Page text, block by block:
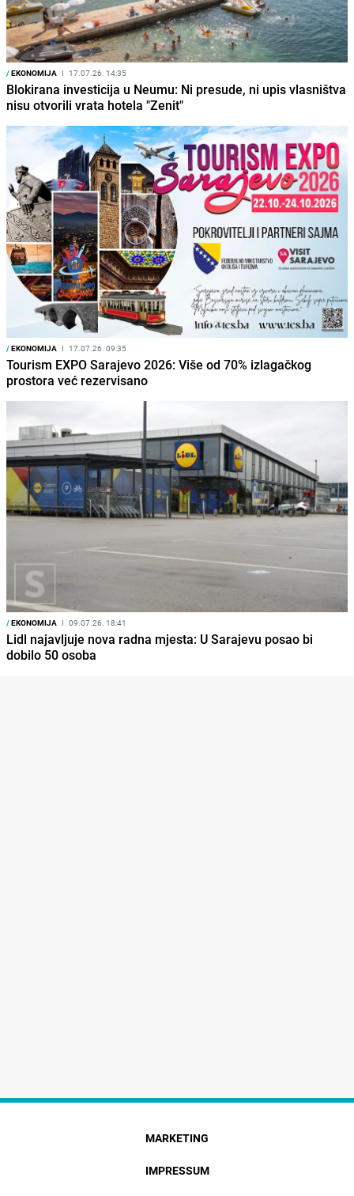
/EKONOMIJA I 17.07.26. 14:35
Blokirana investicija u Neumu: Ni presude, ni upis vlasništva
nisu otvorili vrata hotela "Zenit"
/EKONOMIJA I 17.07.26. 09:35
Tourism EXPO Sarajevo 2026: Više od 70% izlagačkog
prostora već rezervisano
/EKONOMIJA I 09.07.26. 18:41
Lidl najavljuje nova radna mjesta: U Sarajevu posao bi
dobilo 50 osoba
MARKETING
IMPRESSUM